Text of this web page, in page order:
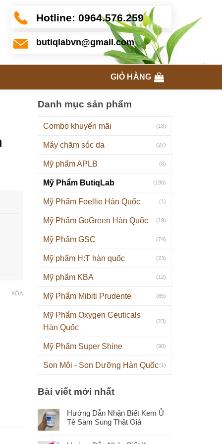
Hotline: 0964.576.259
butiqlabvn@gmail.com
GIỎ HÀNG
Danh mục sản phẩm
Combo khuyến mãi (18)
Máy chăm sóc da (27)
Mỹ phẩm APLB (8)
Mỹ Phẩm ButiqLab (195)
Mỹ Phẩm Foellie Hàn Quốc (1)
Mỹ Phẩm GoGreen Hàn Quốc (19)
Mỹ Phẩm GSC (74)
Mỹ phẩm H:T hàn quốc (23)
Mỹ phẩm KBA (12)
Mỹ Phẩm Mibiti Prudente (85)
Mỹ Phẩm Oxygen Ceuticals
Hàn Quốc
(23)
Mỹ Phẩm Super Shine (90)
Son Môi - Son Dưỡng Hàn Quốc(1)
Bài viết mới nhất
Hướng Dẫn Nhận Biết Kem Ủ
Tê Sam Sung Thật Giả
XÓA